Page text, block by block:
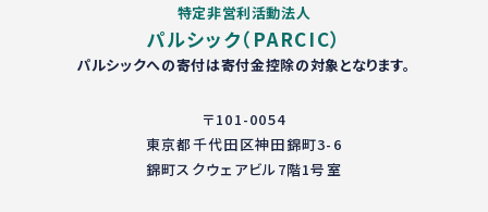
特定非営利活動法人
パルシック（PARCIC）
パルシックへの寄付は寄付金控除の対象となります。
〒101-0054
東京都千代田区神田錦町3-6
錦町スクウェアビル7階1号室